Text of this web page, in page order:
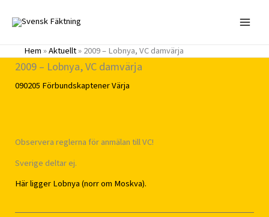
innehåll
Hem»Aktuellt»2009 – Lobnya, VC damvärja
2009 – Lobnya, VC damvärja
090205 FörbundskaptenerVärja
Observera reglerna för anmälan till VC!
Sverige deltar ej.
Här ligger Lobnya (norr om Moskva).